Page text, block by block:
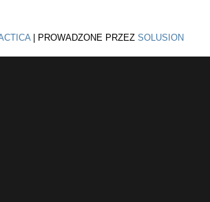
| PROWADZONE PRZEZ SOLUSION